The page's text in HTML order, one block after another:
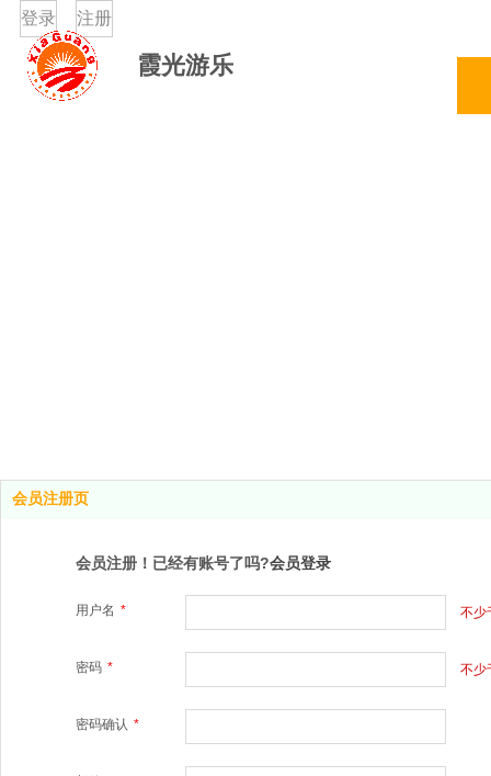
登录 注册
霞光游乐
会员注册页
会员注册！已经有账号了吗?会员登录
用户名 * 不少
密码 * 不少
密码确认 *